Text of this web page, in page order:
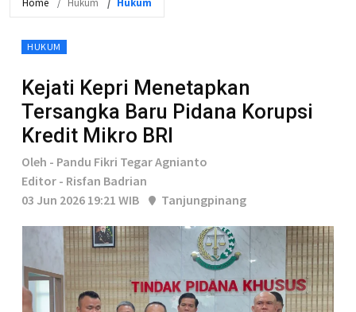
Home Hukum Hukum
HUKUM
Kejati Kepri Menetapkan
Tersangka Baru Pidana Korupsi
Kredit Mikro BRI
Oleh - Pandu Fikri Tegar Agnianto
Editor - Risfan Badrian
03 Jun 2026 19:21 WIB
Tanjungpinang